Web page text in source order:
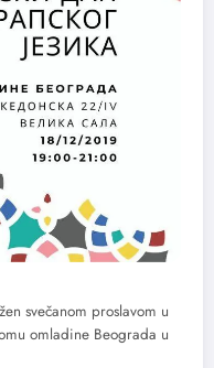
svečanom proslavom u
omladine Beograda u